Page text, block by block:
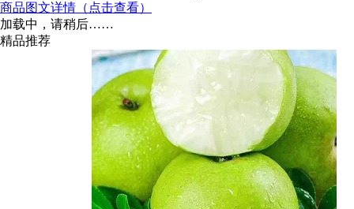
商品图文详情（点击查看）
加载中，请稍后……
精品推荐